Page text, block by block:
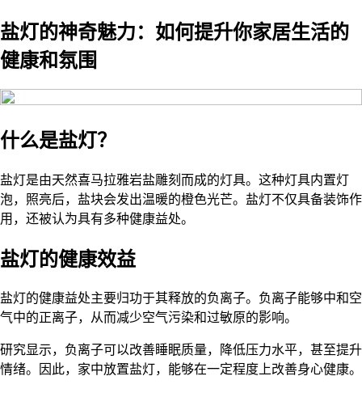
盐灯的神奇魅力：如何提升你家居生活的
健康和氛围
什么是盐灯？
盐灯是由天然喜马拉雅岩盐雕刻而成的灯具。这种灯具内置灯
泡，照亮后，盐块会发出温暖的橙色光芒。盐灯不仅具备装饰作
用，还被认为具有多种健康益处。
盐灯的健康效益
盐灯的健康益处主要归功于其释放的负离子。负离子能够中和空
气中的正离子，从而减少空气污染和过敏原的影响。
研究显示，负离子可以改善睡眠质量，降低压力水平，甚至提升
情绪。因此，家中放置盐灯，能够在一定程度上改善身心健康。